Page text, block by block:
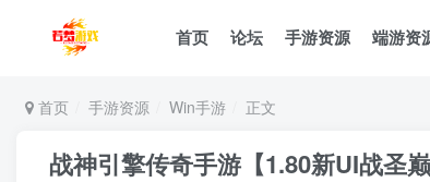
首页 论坛 手游资源 端游资
首页 手游资源 Win手游 正文
战神引擎传奇手游【1.80新UI战圣